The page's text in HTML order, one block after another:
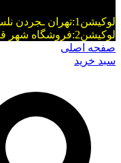
لوکیشن1:تهران
لوکیشن2:فروشگاه شهر قروه خیابان تختی نبش کوچه دانش
صفحه اصلی
سبد خرید